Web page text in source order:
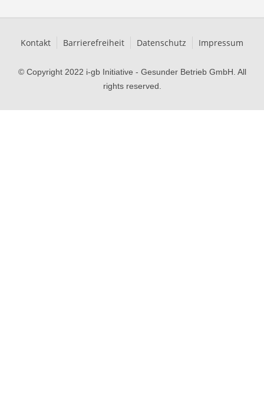
© Copyright 2022 i-gb Initiative - Gesunder Betrieb GmbH. All
rights reserved.
Kontakt Barrierefreiheit Datenschutz Impressum